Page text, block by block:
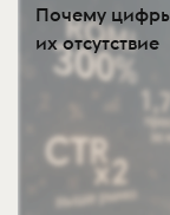
Почему цифры
их отсутствие